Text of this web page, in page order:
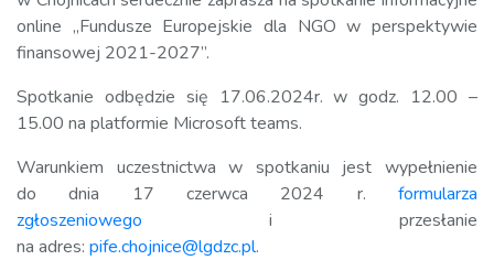
online „Fundusze Europejskie dla NGO w perspektywie
finansowej 2021-2027”.
Spotkanie odbędzie się 17.06.2024r. w godz. 12.00 –
15.00 na platformie Microsoft teams.
Warunkiem uczestnictwa w spotkaniu jest wypełnienie
do dnia 17 czerwca 2024 r. formularza
zgłoszeniowego i przesłanie
na adres: pife.chojnice@lgdzc.pl.